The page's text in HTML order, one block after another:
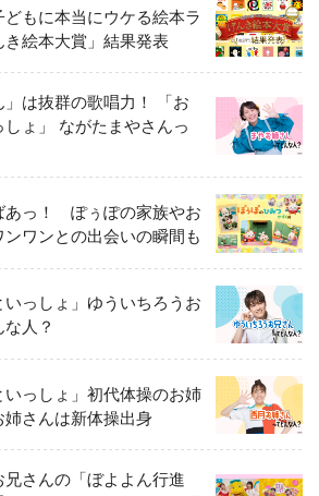
どもに本当にウケる絵本ラ
き絵本大賞」結果発表
」は抜群の歌唱力！ 「お
ょ」 ながたまやさんっ
あっ！ ぽぅぽの家族やお
ワンとの出会いの瞬間も
いっしょ」ゆういちろうお
人？
いっしょ」初代体操のお姉
さんは新体操出身
さんの「ぼよよん行進